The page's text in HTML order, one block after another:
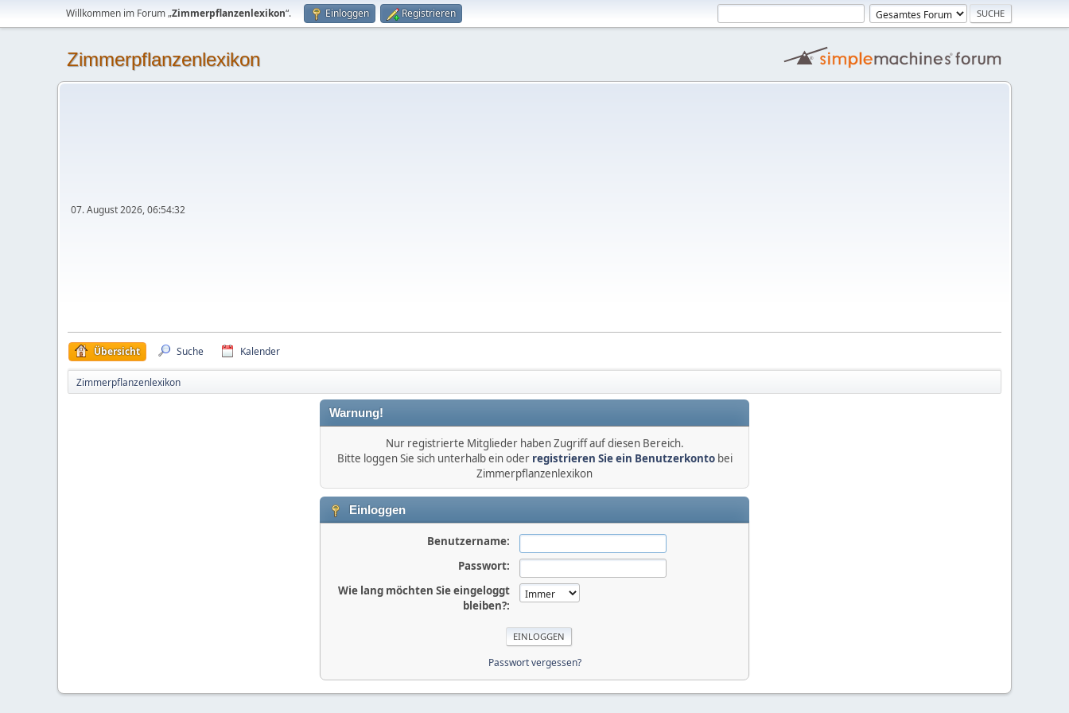
Willkommen im Forum „Zimmerpflanzenlexikon“. Einloggen Registrieren
Zimmerpflanzenlexikon
07. August 2026, 06:54:32
Übersicht Suche Kalender
Zimmerpflanzenlexikon
Warnung!
Nur registrierte Mitglieder haben Zugriff auf diesen Bereich.
Bitte loggen Sie sich unterhalb ein oder registrieren Sie ein Benutzerkontobei
Zimmerpflanzenlexikon
Einloggen
Benutzername:
Passwort:
Wie lang möchten Sie eingeloggt
bleiben?:
Passwort vergessen?